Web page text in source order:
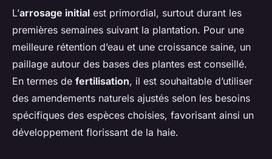
L’arrosage initial est primordial, surtout durant les
premières semaines suivant la plantation. Pour une
meilleure rétention d’eau et une croissance saine, un
paillage autour des bases des plantes est conseillé.
En termes de fertilisation, il est souhaitable d’utiliser
des amendements naturels ajustés selon les besoins
spécifiques des espèces choisies, favorisant ainsi un
développement florissant de la haie.